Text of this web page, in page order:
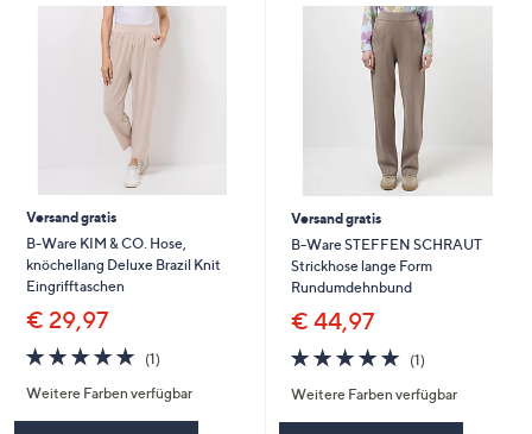
Versand gratis
B-Ware KIM & CO. Hose,
knöchellang Deluxe Brazil Knit
Eingrifftaschen
€ 29,97
5.0
von
5
(1)
Weitere Farben verfügbar
Versand gratis
B-Ware STEFFEN SCHRAUT
Strickhose lange Form
Rundumdehnbund
€ 44,97
5.0
von
5
(1)
Weitere Farben verfügbar